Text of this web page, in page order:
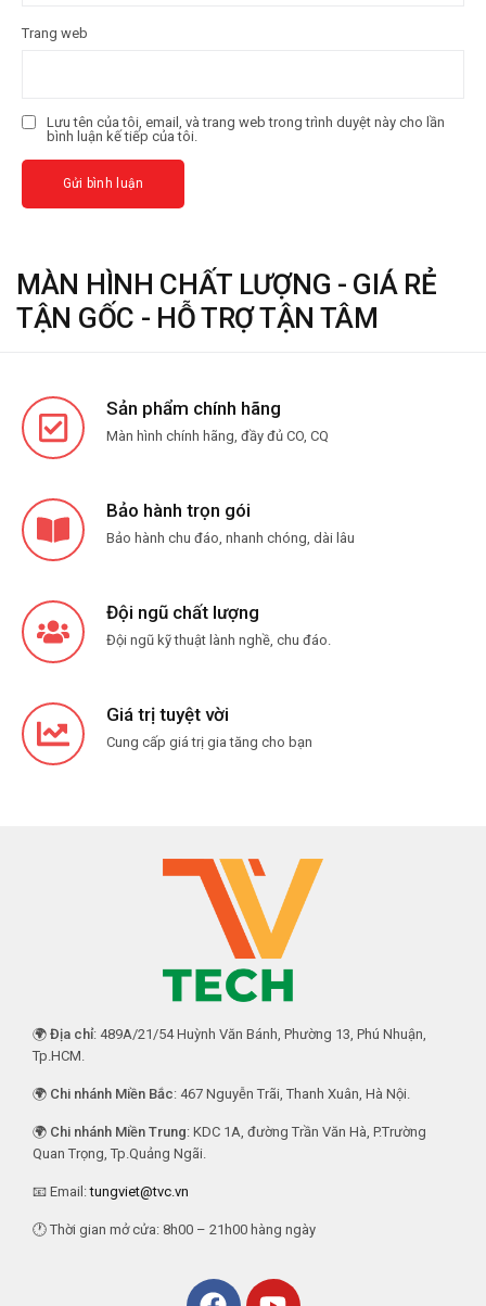
Trang web
Lưu tên của tôi, email, và trang web trong trình duyệt này cho lần
bình luận kế tiếp của tôi.
MÀN HÌNH CHẤT LƯỢNG - GIÁ RẺ
TẬN GỐC - HỖ TRỢ TẬN TÂM
Sản phẩm chính hãng
Màn hình chính hãng, đầy đủ CO, CQ
Bảo hành trọn gói
Bảo hành chu đáo, nhanh chóng, dài lâu
Đội ngũ chất lượng
Đội ngũ kỹ thuật lành nghề, chu đáo.
Giá trị tuyệt vời
Cung cấp giá trị gia tăng cho bạn
🌍 Địa chỉ: 489A/21/54 Huỳnh Văn Bánh, Phường 13, Phú Nhuận,
Tp.HCM.
🌍 Chi nhánh Miền Bắc: 467 Nguyễn Trãi, Thanh Xuân, Hà Nội.
🌍 Chi nhánh Miền Trung: KDC 1A, đường Trần Văn Hà, P.Trường
Quan Trọng, Tp.Quảng Ngãi.
📧 Email:tungviet@tvc.vn
🕐 Thời gian mở cửa: 8h00 – 21h00 hàng ngày